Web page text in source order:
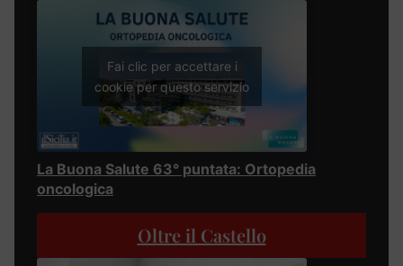
Fai clic per accettare i
cookie per questo servizio
La Buona Salute 63° puntata: Ortopedia
oncologica
Oltre il Castello